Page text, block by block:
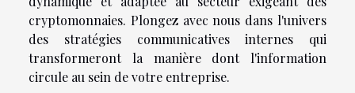
cryptomonnaies. Plongez avec nous dans l'univers
des stratégies communicatives internes qui
transformeront la manière dont l'information
circule au sein de votre entreprise.